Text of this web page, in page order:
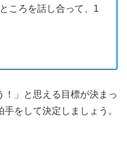
ころを話し合って、1
！」と思える目標が決まっ
をして決定しましょう。